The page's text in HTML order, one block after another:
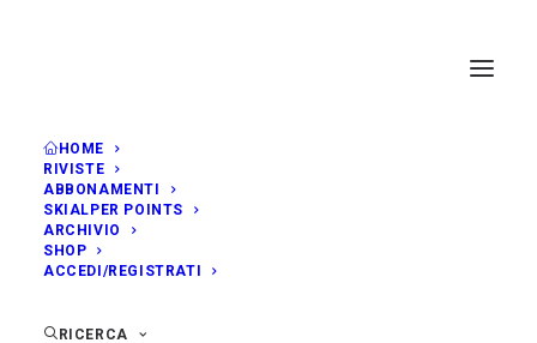
HOME
RIVISTE
ABBONAMENTI
SKIALPER POINTS
ARCHIVIO
SHOP
ACCEDI/REGISTRATI
RICERCA